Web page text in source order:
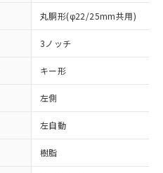
丸胴形(φ22/25mm共用)
3ノッチ
キー形
左側
左自動
樹脂